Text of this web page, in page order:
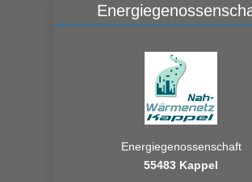
Energiegenossenschaft
55483 Kappel